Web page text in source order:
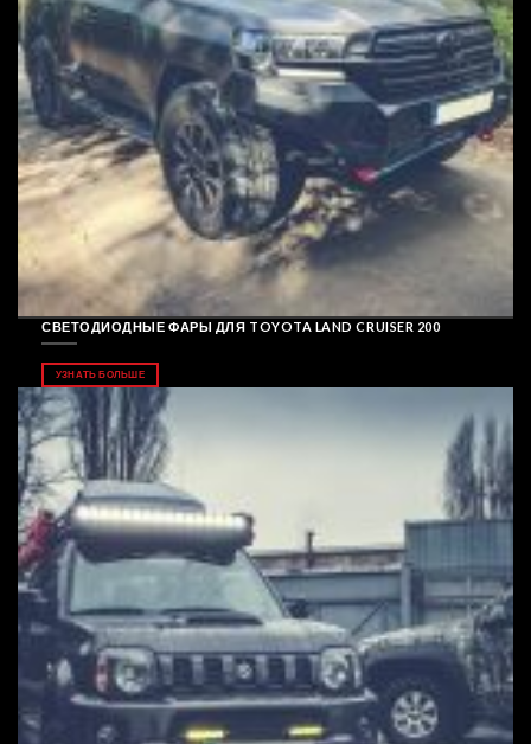
СВЕТОДИОДНЫЕ ФАРЫ ДЛЯ TOYOTA LAND CRUISER 200
УЗНАТЬ БОЛЬШЕ